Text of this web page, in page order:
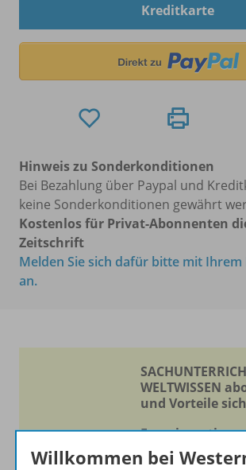
Kreditkarte
Hinweis zu Sonderkonditionen
Bei Bezahlung über Paypal und
keine Sonderkonditionen gewährt
Kostenlos für Privat-Abonnenten
Zeitschrift
Melden Sie sich dafür bitte mit
an.
WELTWISSEN
und Vorteile
Entdecken -
Willkommen bei